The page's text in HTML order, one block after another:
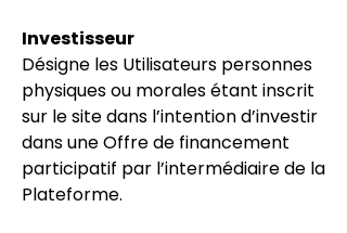
Investisseur
Désigne les Utilisateurs personnes
physiques ou morales étant inscrit
sur le site dans l’intention d’investir
dans une Offre de financement
participatif par l’intermédiaire de la
Plateforme.